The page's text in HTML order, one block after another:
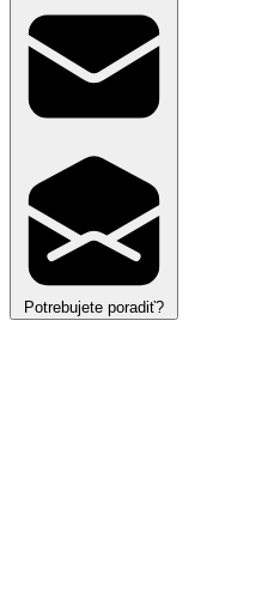
Potrebujete poradiť?